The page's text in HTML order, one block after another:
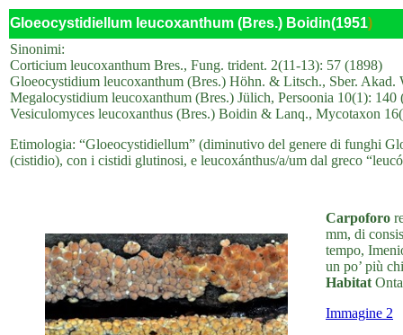
Gloeocystidiellum leucoxanthum (Bres.) Boidin(1951)
Sinonimi:
Corticium leucoxanthum Bres., Fung. trident. 2(11-13): 57 (1898)
Gloeocystidium leucoxanthum (Bres.) Höhn. & Litsch., Sber.
Megalocystidium leucoxanthum (Bres.) Jülich, Persoonia 10(1): 140
Vesiculomyces leucoxanthus (Bres.) Boidin & Lanq., Mycotaxon
Etimologia: “Gloeocystidiellum” (diminutivo del genere di funghi
(cistidio), con i cistidi glutinosi, e leucoxánthus/a/um dal greco
Carpoforo
mm, di
tempo,
un po’ più
Habitat
Immagine 2